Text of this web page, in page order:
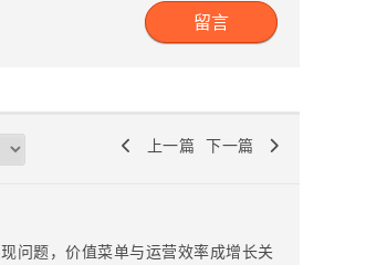
上一篇 下一篇
问题，价值菜单与运营效率成增长关